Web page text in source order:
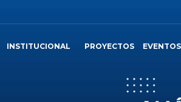
INSTITUCIONAL PROYECTOS EVENTOS